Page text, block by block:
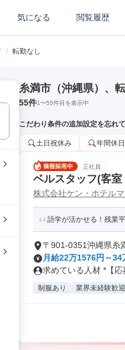
気になる 閲覧履歴
/ 転勤なし
糸満市（沖縄県）、
55件1〜55件目を表示中
こだわり条件の追加設定を忘れ
土日祝休み 年間休
正社員
ベルスタッフ(客室
株式会社ケン・ホテル
語学が活かせる！残業
〒901-0351沖縄県糸
月給22万1576円～34
求めている人材 *【応
制服あり 業界未経験歓迎